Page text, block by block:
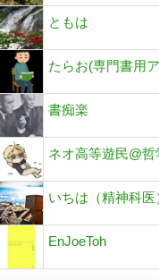
ともは
たらお(専門書用
書痴楽
ネオ高等遊民@哲
いちは（精神科医
EnJoeToh